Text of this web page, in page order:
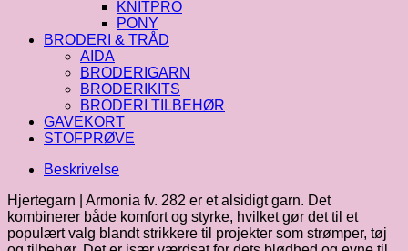
KNITPRO
PONY
BRODERI & TRÅD
AIDA
BRODERIGARN
BRODERIKITS
BRODERI TILBEHØR
GAVEKORT
STOFPRØVE
Beskrivelse
Hjertegarn | Armonia fv. 282 er et alsidigt garn. Det
kombinerer både komfort og styrke, hvilket gør det til et
populært valg blandt strikkere til projekter som strømper, tøj